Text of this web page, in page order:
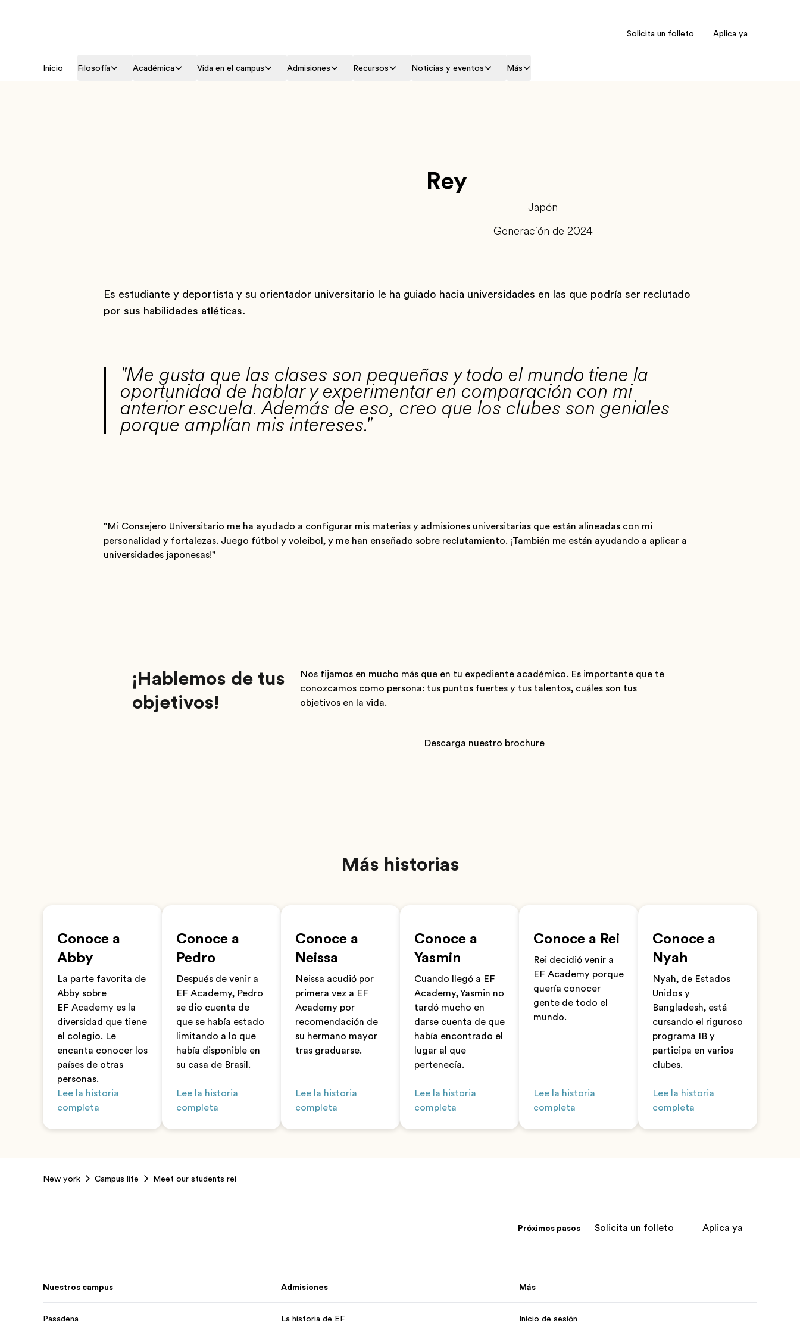
Solicita un folleto Aplica ya
Inicio Filosofía Académica Vida en el campus Admisiones Recursos Noticias y eventos Más
Rey
Japón
Generación de 2024
Es estudiante y deportista y su orientador universitario le ha guiado hacia universidades en las que podría ser reclutado
por sus habilidades atléticas.
"Me gusta que las clases son pequeñas y todo el mundo tiene la
oportunidad de hablar y experimentar en comparación con mi
anterior escuela. Además de eso, creo que los clubes son geniales
porque amplían mis intereses."
"Mi Consejero Universitario me ha ayudado a configurar mis materias y admisiones universitarias que están alineadas con mi
personalidad y fortalezas. Juego fútbol y voleibol, y me han enseñado sobre reclutamiento. ¡También me están ayudando a aplicar a
universidades japonesas!"
¡Hablemos de tus
objetivos!
Nos fijamos en mucho más que en tu expediente académico. Es importante que te
conozcamos como persona: tus puntos fuertes y tus talentos, cuáles son tus
objetivos en la vida.
Descarga nuestro brochure
Más historias
Conoce a
Abby
La parte favorita de
Abby sobre
EF Academy es la
diversidad que tiene
el colegio. Le
encanta conocer los
países de otras
personas.
Lee la historia
completa
Conoce a
Pedro
Después de venir a
EF Academy, Pedro
se dio cuenta de
que se había estado
limitando a lo que
había disponible en
su casa de Brasil.
Lee la historia
completa
Conoce a
Neissa
Neissa acudió por
primera vez a EF
Academy por
recomendación de
su hermano mayor
tras graduarse.
Lee la historia
completa
Conoce a
Yasmin
Cuando llegó a EF
Academy, Yasmin no
tardó mucho en
darse cuenta de que
había encontrado el
lugar al que
pertenecía.
Lee la historia
completa
Conoce a Rei
Rei decidió venir a
EF Academy porque
quería conocer
gente de todo el
mundo.
Lee la historia
completa
Conoce a
Nyah
Nyah, de Estados
Unidos y
Bangladesh, está
cursando el riguroso
programa IB y
participa en varios
clubes.
Lee la historia
completa
New york Campus life Meet our students rei
Próximos pasos Solicita un folleto Aplica ya
Nuestros campus
Pasadena
Admisiones
La historia de EF
Más
Inicio de sesión